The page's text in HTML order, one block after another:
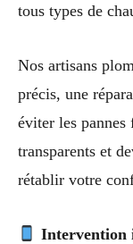
tous types de
Nos artisans
précis, une
éviter les
transparents et
rétablir votre
Intervention